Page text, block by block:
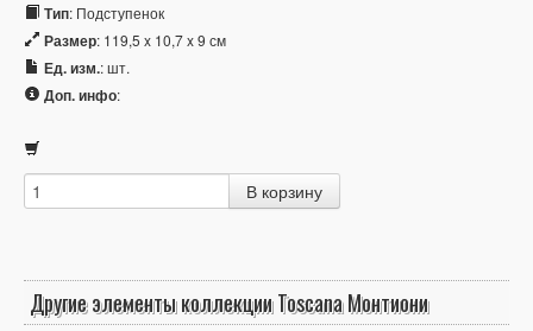
Тип: Подступенок
Размер: 119,5 x 10,7 x 9 см
Ед. изм.: шт.
Доп. инфо:
Другие элементы коллекции Toscana Монтиони